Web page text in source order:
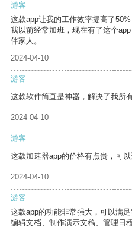
游客
这款app让我的工作效率提高了
我以前经常加班，现在有了这个
伴家人。
2024-04-10
游客
这款软件简直是神器，解决了我所有
2024-04-10
游客
这款加速器app的价格有点贵，可
2024-04-10
游客
这款app的功能非常强大，可以满
编辑文档、制作演示文稿、管理日